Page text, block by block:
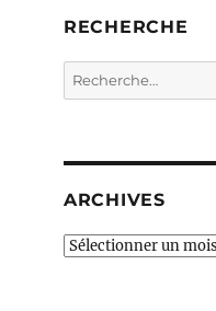
RECHERCHE
Recherche
pour :
ARCHIVES
ARCHIVES